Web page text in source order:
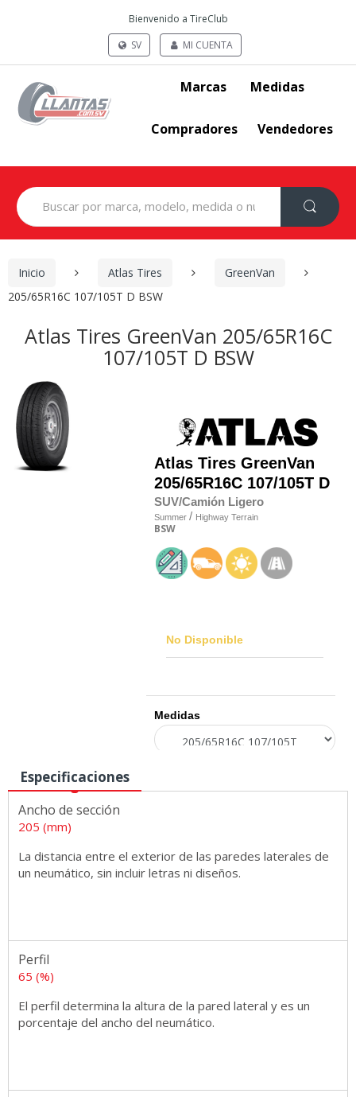
Bienvenido a TireClub
SV
MI CUENTA
Marcas Medidas
Compradores Vendedores
Search
for:
Inicio Atlas Tires
GreenVan
205/65R16C 107/105T D BSW
Atlas Tires GreenVan 205/65R16C
107/105T D BSW
Atlas Tires GreenVan
205/65R16C 107/105T D
SUV/Camión Ligero
Summer / Highway Terrain
BSW
No Disponible
Medidas
Especificaciones
Ancho de sección
205 (mm)
La distancia entre el exterior de las paredes laterales de
un neumático, sin incluir letras ni diseños.
Perfil
65 (%)
El perfil determina la altura de la pared lateral y es un
porcentaje del ancho del neumático.